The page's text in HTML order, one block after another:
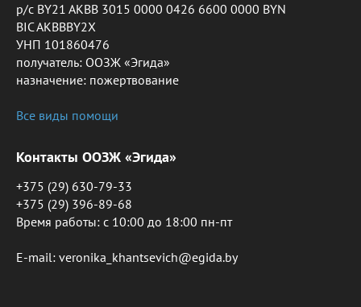
р/с BY21 AKBB 3015 0000 0426 6600 0000 BYN
BIC AKBBBY2X
УНП 101860476
получатель: ООЗЖ «Эгида»
назначение: пожертвование
Все виды помощи
Контакты ООЗЖ «Эгида»
+375 (29) 630-79-33
+375 (29) 396-89-68
Время работы: c 10:00 до 18:00 пн-пт
E-mail: veronika_khantsevich@egida.by